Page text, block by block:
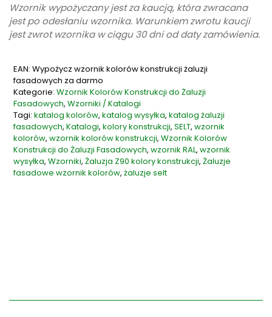
Wzornik wypożyczany jest za kaucją, która zwracana
jest po odesłaniu wzornika. Warunkiem zwrotu kaucji
jest zwrot wzornika w ciągu 30 dni od daty zamówienia.
EAN: Wypożycz wzornik kolorów konstrukcji żaluzji
fasadowych za darmo
Kategorie:Wzornik Kolorów Konstrukcji do Żaluzji
Fasadowych,Wzorniki / Katalogi
Tagi:katalog kolorów,katalog wysyłka,katalog żaluzji
fasadowych,Katalogi,kolory konstrukcji,SELT,wzornik
kolorów,wzornik kolorów konstrukcji,Wzornik Kolorów
Konstrukcji do Żaluzji Fasadowych,wzornik RAL,wzornik
wysyłka,Wzorniki,Żaluzja Z90 kolory konstrukcji,Żaluzje
fasadowe wzornik kolorów,żaluzje selt